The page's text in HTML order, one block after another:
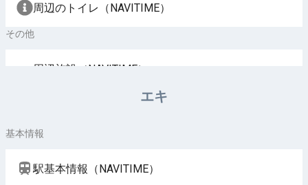
周辺のトイレ（NAVITIME）
その他
周辺施設（NAVITIME）
エキ
基本情報
駅基本情報（NAVITIME）